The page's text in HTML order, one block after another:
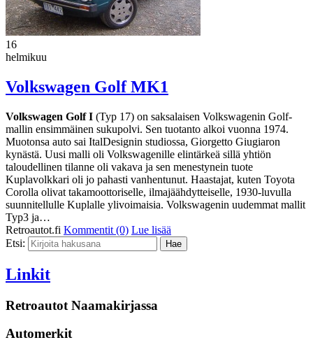
16
helmikuu
Volkswagen Golf MK1
Volkswagen Golf I (Typ 17) on saksalaisen Volkswagenin Golf-
mallin ensimmäinen sukupolvi. Sen tuotanto alkoi vuonna 1974.
Muotonsa auto sai ItalDesignin studiossa, Giorgetto Giugiaron
kynästä. Uusi malli oli Volkswagenille elintärkeä sillä yhtiön
taloudellinen tilanne oli vakava ja sen menestynein tuote
Kuplavolkkari oli jo pahasti vanhentunut. Haastajat, kuten Toyota
Corolla olivat takamoottoriselle, ilmajäähdytteiselle, 1930-luvulla
suunnitellulle Kuplalle ylivoimaisia. Volkswagenin uudemmat mallit
Typ3 ja…
Retroautot.fi Kommentit (0) Lue lisää
Etsi:
Linkit
Retroautot Naamakirjassa
Automerkit